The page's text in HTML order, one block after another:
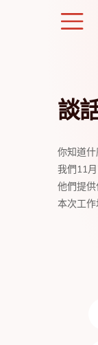
談
你知道
我們11
他們提
本次工